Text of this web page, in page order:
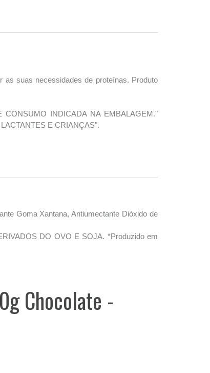
as suas necessidades de proteínas. Produto
INDICADA NA EMBALAGEM."
E CRIANÇAS".
Goma Xantana, Antiumectante Dióxido de
DO OVO E SOJA. *Produzido em
Chocolate -